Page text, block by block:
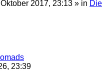
2017, 23:13 » in Die
23:39